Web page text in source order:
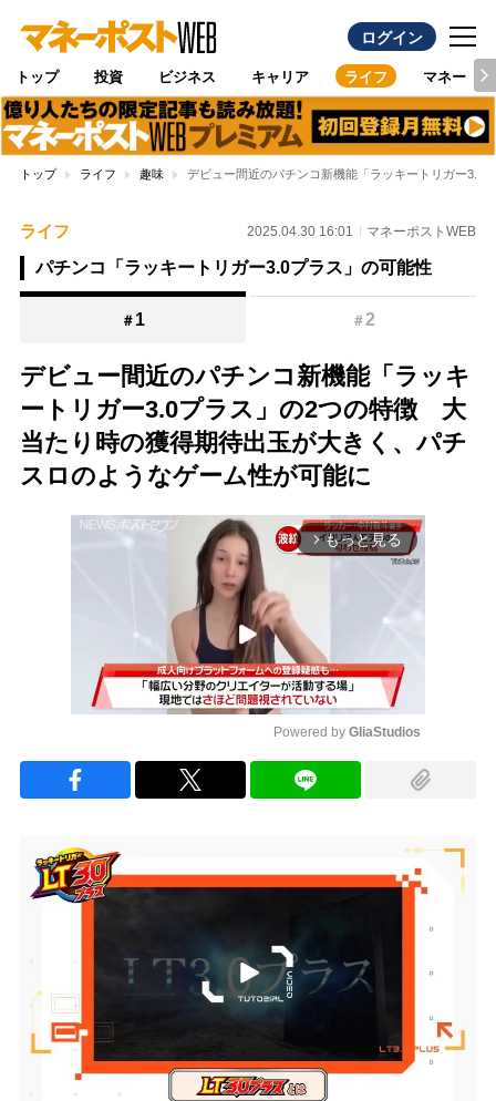
ログイン
トップ 投資 ビジネス キャリア ライフ マネー
トップ ライフ 趣味 デビュー間近のパチンコ新機能「ラッキートリガー
ライフ 2025.04.30 16:01 マネーポストWEB
パチンコ「ラッキートリガー3.0プラス」の可能性
＃ 1 ＃2
デビュー間近のパチンコ新機能「ラッキ
ートリガー3.0プラス」の2つの特徴 大
当たり時の獲得期待出玉が大きく、パチ
スロのようなゲーム性が可能に
arrow_forward_ios もっと見る
Powered by GliaStudios